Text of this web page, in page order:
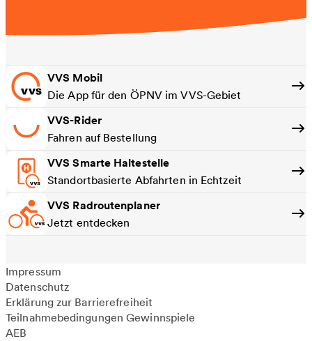
VVS Mobil
Die App für den ÖPNV im VVS-Gebiet
VVS-Rider
Fahren auf Bestellung
VVS Smarte Haltestelle
Standortbasierte Abfahrten in Echtzeit
VVS Radroutenplaner
Jetzt entdecken
Impressum
Datenschutz
Erklärung zur Barrierefreiheit
Teilnahmebedingungen Gewinnspiele
AEB